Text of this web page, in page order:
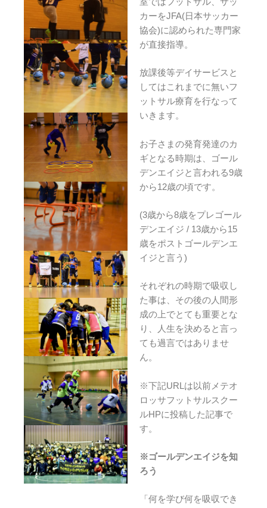
カーをJFA(日本サッカー
協会)に認められた専門家
が直接指導。
放課後等デイサービスと
してはこれまでに無いフ
ットサル療育を行なって
いきます。
お子さまの発育発達のカ
ギとなる時期は、ゴール
デンエイジと言われる9歳
から12歳の頃です。
(3歳から8歳をプレゴール
デンエイジ / 13歳から15
歳をポストゴールデンエ
イジと言う)
それぞれの時期で吸収し
た事は、その後の人間形
成の上でとても重要とな
り、人生を決めると言っ
ても過言ではありませ
ん。
※下記URLは以前メテオ
ロッサフットサルスクー
ルHPに投稿した記事で
す。
※ゴールデンエイジを知
ろう
「何を学び何を吸収でき